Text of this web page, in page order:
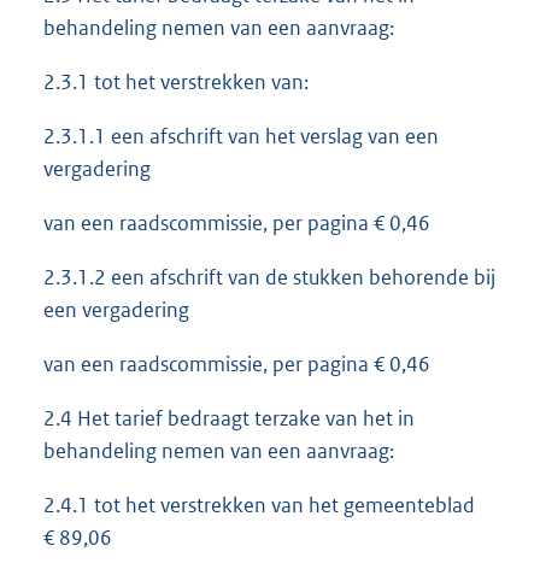
behandeling nemen van een aanvraag:
2.3.1 tot het verstrekken van:
2.3.1.1 een afschrift van het verslag van een
vergadering
van een raadscommissie, per pagina € 0,46
2.3.1.2 een afschrift van de stukken behorende bij
een vergadering
van een raadscommissie, per pagina € 0,46
2.4 Het tarief bedraagt terzake van het in
behandeling nemen van een aanvraag:
2.4.1 tot het verstrekken van het gemeenteblad
€ 89,06